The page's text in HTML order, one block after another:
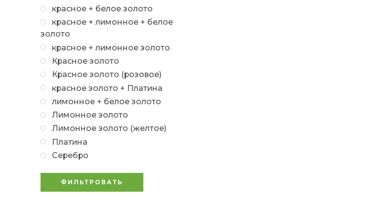
красное + белое золото
красное + лимонное + белое
золото
красное + лимонное золото
Красное золото
Красное золото (розовое)
красное золото + Платина
лимонное + белое золото
Лимонное золото
Лимонное золото (желтое)
Платина
Серебро
ФИЛЬТРОВАТЬ